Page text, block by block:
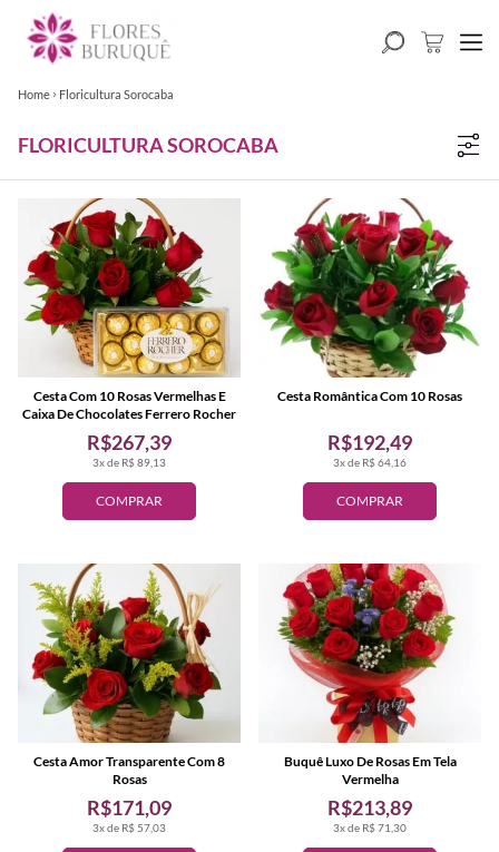
Home Floricultura Sorocaba
FLORICULTURA SOROCABA
COMPRAR
3x de R$ 89,13
R$267,39
Cesta Com 10 Rosas Vermelhas E
Caixa De Chocolates Ferrero Rocher
COMPRAR
3x de R$ 64,16
R$192,49
Cesta Romântica Com 10 Rosas
3x de R$ 57,03
R$171,09
Cesta Amor Transparente Com 8
Rosas
3x de R$ 71,30
R$213,89
Buquê Luxo De Rosas Em Tela
Vermelha